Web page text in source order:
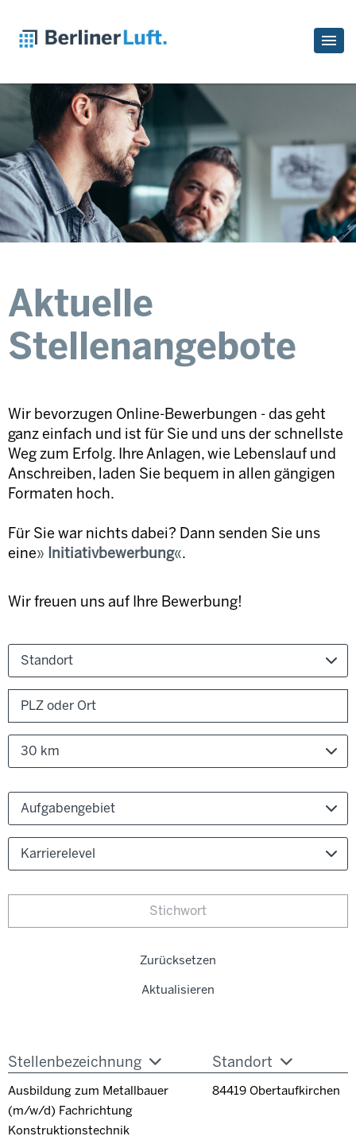
Aktuelle
Stellenangebote
Wir bevorzugen Online-Bewerbungen - das geht
ganz einfach und ist für Sie und uns der schnellste
Weg zum Erfolg. Ihre Anlagen, wie Lebenslauf und
Anschreiben, laden Sie bequem in allen gängigen
Formaten hoch.
Für Sie war nichts dabei? Dann senden Sie uns
eine
Initiativbewerbung .
Wir freuen uns auf Ihre Bewerbung!
Standort
30 km
Aufgabengebiet
Karrierelevel
Zurücksetzen
Aktualisieren
Stellenbezeichnung Standort
Ausbildung zum Metallbauer
(m/w/d) Fachrichtung
Konstruktionstechnik
84419 Obertaufkirchen